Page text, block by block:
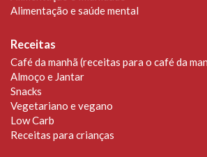
Alimentação e saúde mental
Receitas
Café da manhã (receitas para o café da
Almoço e Jantar
Snacks
Vegetariano e vegano
Low Carb
Receitas para crianças